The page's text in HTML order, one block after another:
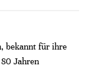
bekannt für ihre
Jahren